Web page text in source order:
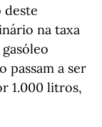
deste
na taxa
passam a ser
1.000 litros,